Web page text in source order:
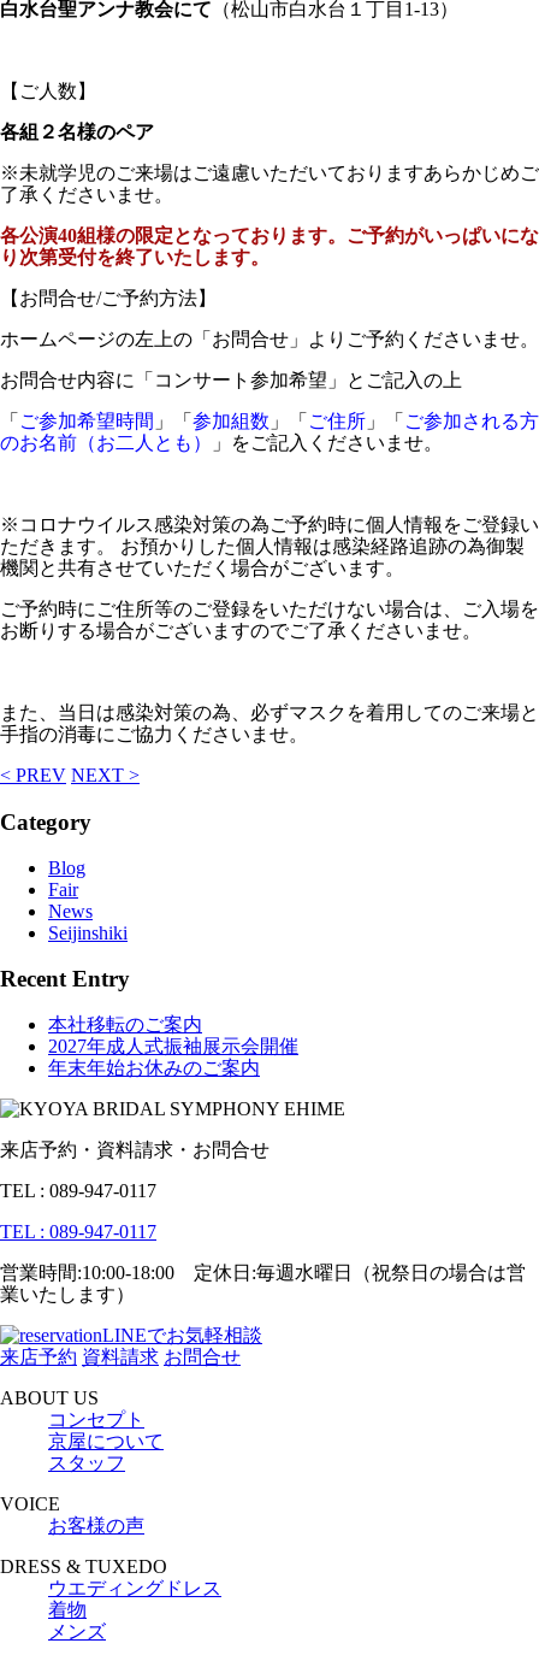
白水台聖アンナ教会にて （松山市白水台１丁目1-13）
【ご人数】
各組２名様のペア
※未就学児のご来場はご遠慮いただいておりますあらかじめご
了承くださいませ。
各公演40組様の限定となっております。ご予約がいっぱいにな
り次第受付を終了いたします。
【お問合せ/ご予約方法】
ホームページの左上の「お問合せ」よりご予約くださいませ。
お問合せ内容に「コンサート参加希望」とご記入の上
「 ご参加希望時間 」「 参加組数 」「 ご住所 」「 ご参加される方
のお名前（お二人とも）
」をご記入くださいませ。
※コロナウイルス感染対策の為ご予約時に個人情報をご登録い
ただきます。 お預かりした個人情報は感染経路追跡の為御製
機関と共有させていただく場合がございます。
ご予約時にご住所等のご登録をいただけない場合は、ご入場を
お断りする場合がございますのでご了承くださいませ。
また、当日は感染対策の為、必ずマスクを着用してのご来場と
手指の消毒にご協力くださいませ。
< PREV NEXT >
Category
Blog
Fair
News
Seijinshiki
Recent Entry
本社移転のご案内
2027年成人式振袖展示会開催
年末年始お休みのご案内
来店予約・資料請求・お問合せ
TEL : 089-947-0117
TEL : 089-947-0117
営業時間:10:00-18:00 定休日:毎週水曜日（祝祭日の場合は営
業いたします）
LINEでお気軽相談
来店予約 資料請求 お問合せ
ABOUT US
コンセプト
京屋について
スタッフ
VOICE
お客様の声
DRESS & TUXEDO
ウエディングドレス
着物
メンズ